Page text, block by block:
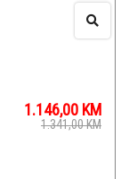
1.146,00 KM
1.341,00KM